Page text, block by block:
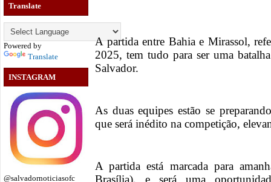
Translate
Powered by
Translate
INSTAGRAM
@salvadornoticiasofc
A partida entre Bahia e Mirassol,
2025, tem tudo para ser uma
Salvador.
As duas equipes estão se
que será inédito na competição,
A partida está marcada para
Brasília), e será uma